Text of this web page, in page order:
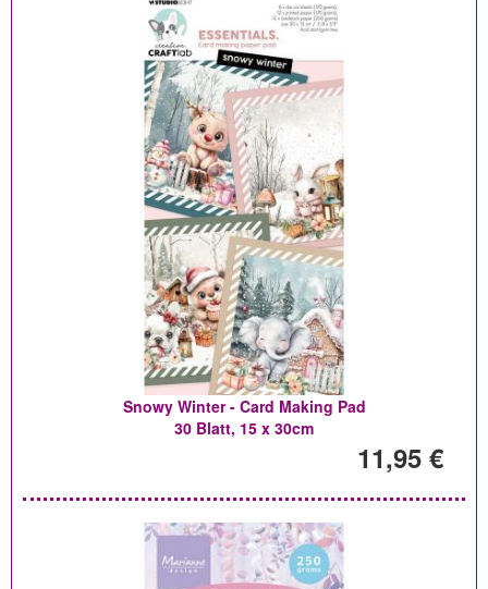
Snowy Winter - Card Making Pad
30 Blatt, 15 x 30cm
11,95 €